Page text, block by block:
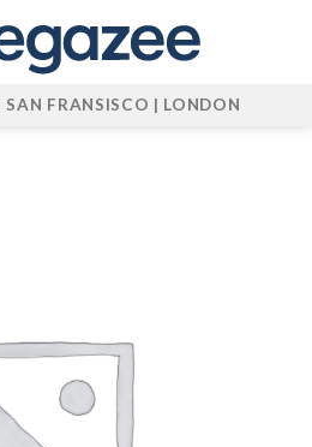
FRANSISCO | LONDON